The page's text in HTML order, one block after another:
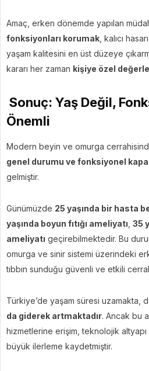
Amaç, erken dönemde yapılan
fonksiyonları korumak , kalıcı
yaşam kalitesini en üst düzeye
kararı her zaman kişiye özel
Sonuç: Yaş Değil,
Önemli
Modern beyin ve omurga
genel durumu ve fonksiyonel
gelmiştir.
Günümüzde 25 yaşında bir hasta
yaşında boyun fıtığı ameliyatı 35
ameliyatı geçirebilmektedir. Bu
omurga ve sinir sistemi üzerindeki
tıbbın sunduğu güvenli ve etkili
Türkiye’de yaşam süresi uzamakta,
da giderek artmaktadır. Ancak bu
hizmetlerine erişim, teknolojik
büyük ilerleme kaydetmiştir.